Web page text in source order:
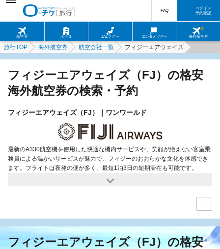
航空券 ホテル JALツアー エンタメツアー 海外航空券
FAQ
ログイン
予約確認
旅行TOP 海外航空券 航空会社一覧 フィジーエアウェイズ
フィジーエアウェイズ（FJ）の格安
海外航空券の検索・予約
フィジーエアウェイズ（FJ）｜ワンワールド
最新のA330航空機を使用した快適な機内サービスや、笑顔が絶えない客室乗
務員による温かいサービスが魅力で、フィジーのおおらかな文化を体感でき
ます。フライトは夜発の便が多く、最短1泊3日の短期滞在も可能です。
-
フィジーエアウェイズ（FJ）の格安